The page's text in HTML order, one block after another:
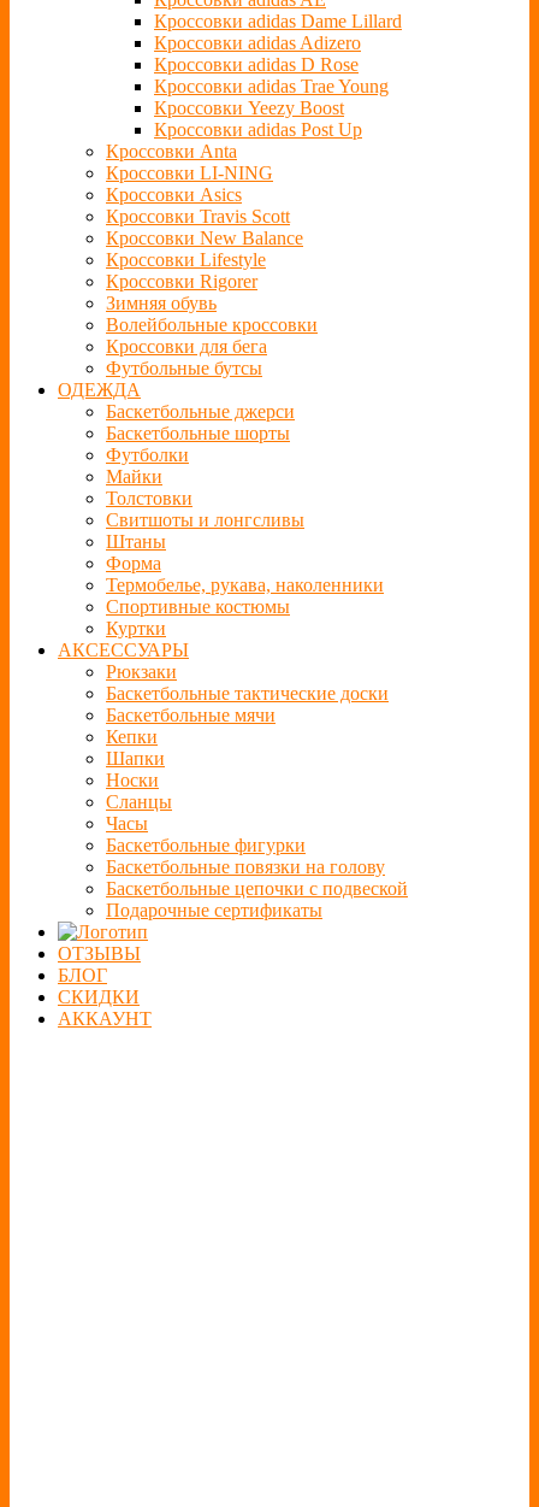
Кроссовки adidas Dame Lillard
Кроссовки adidas Adizero
Кроссовки adidas D Rose
Кроссовки adidas Trae Young
Кроссовки Yeezy Boost
Кроссовки adidas Post Up
Кроссовки Anta
Кроссовки LI-NING
Кроссовки Asics
Кроссовки Travis Scott
Кроссовки New Balance
Кроссовки Lifestyle
Кроссовки Rigorer
Зимняя обувь
Волейбольные кроссовки
Кроссовки для бега
Футбольные бутсы
ОДЕЖДА
Баскетбольные джерси
Баскетбольные шорты
Футболки
Майки
Толстовки
Свитшоты и лонгсливы
Штаны
Форма
Термобелье, рукава, наколенники
Спортивные костюмы
Куртки
АКСЕССУАРЫ
Рюкзаки
Баскетбольные тактические доски
Баскетбольные мячи
Кепки
Шапки
Носки
Сланцы
Часы
Баскетбольные фигурки
Баскетбольные повязки на голову
Баскетбольные цепочки с подвеской
Подарочные сертификаты
ОТЗЫВЫ
БЛОГ
СКИДКИ
АККАУНТ